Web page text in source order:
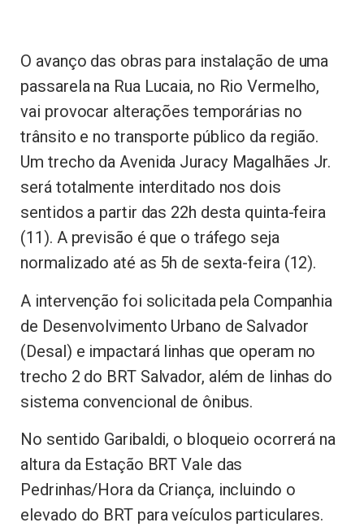
O avanço das obras para instalação de uma
passarela na Rua Lucaia, no Rio Vermelho,
vai provocar alterações temporárias no
trânsito e no transporte público da região.
Um trecho da Avenida Juracy Magalhães Jr.
será totalmente interditado nos dois
sentidos a partir das 22h desta quinta-feira
(11). A previsão é que o tráfego seja
normalizado até as 5h de sexta-feira (12).
A intervenção foi solicitada pela Companhia
de Desenvolvimento Urbano de Salvador
(Desal) e impactará linhas que operam no
trecho 2 do BRT Salvador, além de linhas do
sistema convencional de ônibus.
No sentido Garibaldi, o bloqueio ocorrerá na
altura da Estação BRT Vale das
Pedrinhas/Hora da Criança, incluindo o
elevado do BRT para veículos particulares.